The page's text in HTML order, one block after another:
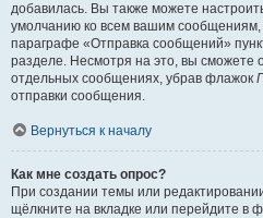
добавилась. Вы также можете
умолчанию ко всем вашим
параграфе «Отправка сообщений»
разделе. Несмотря на это, вы сможете
отдельных сообщениях, убрав флажок
отправки сообщения.
Вернуться к началу
Как мне создать опрос?
При создании темы или
щёлкните на вкладке или перейдите в